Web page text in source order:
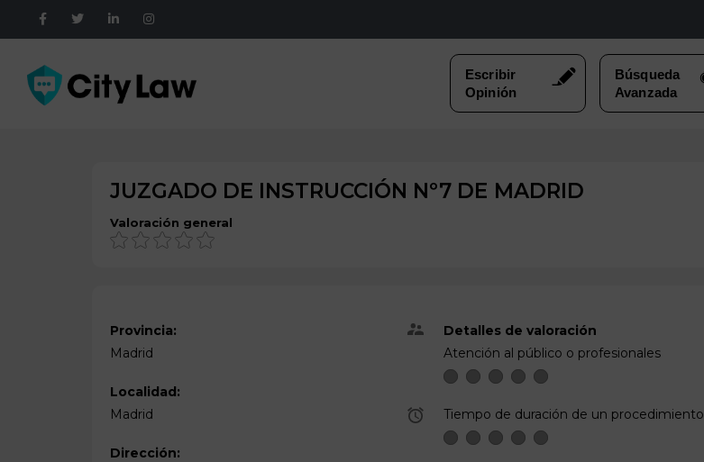
JUZGADO DE INSTRUCCIÓN Nº7 DE MADRID
Valoración general
Provincia:
Madrid
Localidad:
Madrid
Dirección:
Detalles de valoración
Atención al público o profesionales
Tiempo de duración de un procedimiento